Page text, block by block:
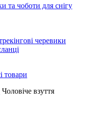
та чоботи для снігу
черевики
Чоловіче взуття